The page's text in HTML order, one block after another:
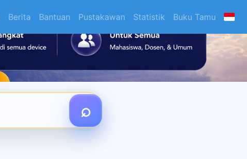
Berita Bantuan Pustakawan Statistik Buku Tamu